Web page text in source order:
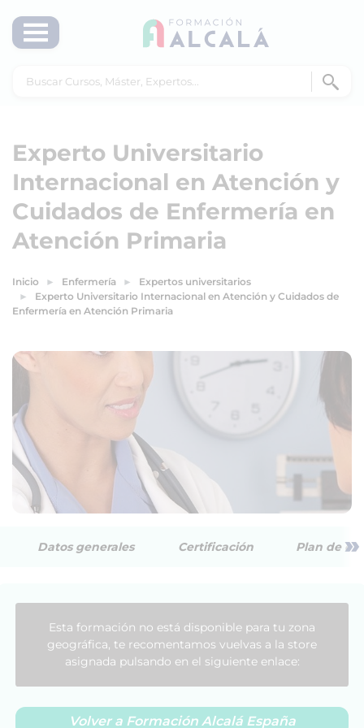
Experto Universitario
Internacional en Atención y
Cuidados de Enfermería en
Atención Primaria
Inicio Enfermería
Expertos universitarios
Experto Universitario Internacional en Atención y Cuidados de
Enfermería en Atención Primaria
Datos generales Certificación Plan de »
Esta formación no está disponible para tu zona
geográfica, te recomentamos vuelvas a la store
asignada pulsando en el siguiente enlace:
Volver a Formación Alcalá España